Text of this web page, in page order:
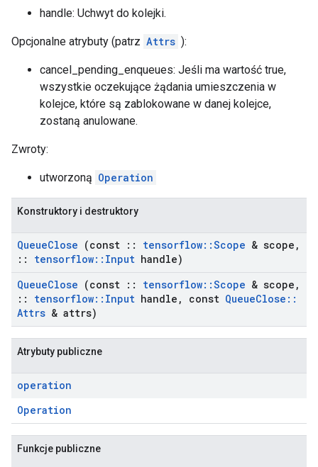
handle: Uchwyt do kolejki.
Opcjonalne atrybuty (patrz Attrs ):
cancel_pending_enqueues: Jeśli ma wartość true,
wszystkie oczekujące żądania umieszczenia w
kolejce, które są zablokowane w danej kolejce,
zostaną anulowane.
Zwroty:
utworzoną Operation
Konstruktory i destruktory
QueueClose (const :: tensorflow::Scope & scope ,
::
tensorflow:: Input handle)
QueueClose (const :: tensorflow::Scope & scope ,
::
tensorflow:: Input handle , const QueueClose ::
Attrs & attrs)
Atrybuty publiczne
operation
Operation
Funkcje publiczne